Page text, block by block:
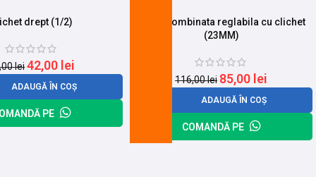
drept (1/2)
lei42,00 lei
ADAUGĂ ÎN COȘ
PE
Cheie combinata reglabila cu clichet
(23MM)
116,00lei 85,00 lei
ADAUGĂ ÎN COȘ
COMANDĂ PE